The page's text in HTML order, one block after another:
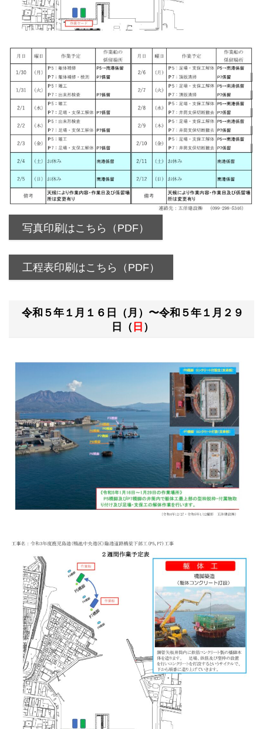
写真印刷はこちら（PDF）
工程表印刷はこちら（PDF）
令和５年１月１６日（月）〜令和５年１月２９
日（ 日 ）